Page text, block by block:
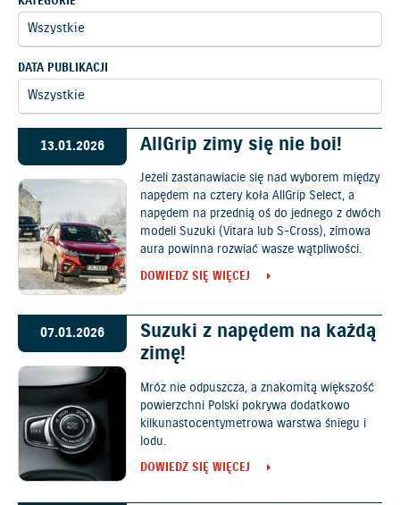
DATA PUBLIKACJI
13.01.2026 AllGrip zimy się nie boi!
Jeżeli zastanawiacie się nad wyborem między
napędem na cztery koła AllGrip Select, a
napędem na przednią oś do jednego z dwóch
modeli Suzuki (Vitara lub S-Cross), zimowa
aura powinna rozwiać wasze wątpliwości.
DOWIEDZ SIĘ WIĘCEJ
07.01.2026
Suzuki z napędem na każdą
zimę!
Mróz nie odpuszcza, a znakomitą większość
powierzchni Polski pokrywa dodatkowo
kilkunastocentymetrowa warstwa śniegu i
lodu.
DOWIEDZ SIĘ WIĘCEJ